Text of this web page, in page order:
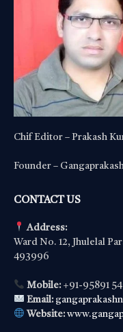
Chif Editor – Prakash
Founder –
CONTACT US
Address:
Ward No. 12, Jhulelal
493996
Mobile:+91-95891
Email:
Website: